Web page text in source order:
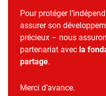
Pour protéger
assurer son
précieux – nous
partenariat avec la
partage.
Merci d’avance.